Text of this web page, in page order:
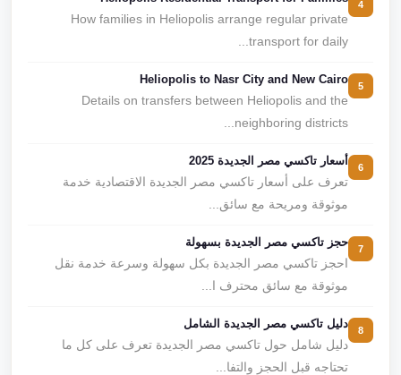
How families in Heliopolis arrange regular private
transport for daily...
Heliopolis to Nasr City and New Cairo
Details on transfers between Heliopolis and the
neighboring districts...
أسعار تاكسي مصر الجديدة 2025
تعرف على أسعار تاكسي مصر الجديدة الاقتصادية خدمة
موثوقة ومريحة مع سائق...
حجز تاكسي مصر الجديدة بسهولة
احجز تاكسي مصر الجديدة بكل سهولة وسرعة خدمة نقل
موثوقة مع سائق محترف ا...
دليل تاكسي مصر الجديدة الشامل
دليل شامل حول تاكسي مصر الجديدة تعرف على كل ما
تحتاجه قبل الحجز والتفا...